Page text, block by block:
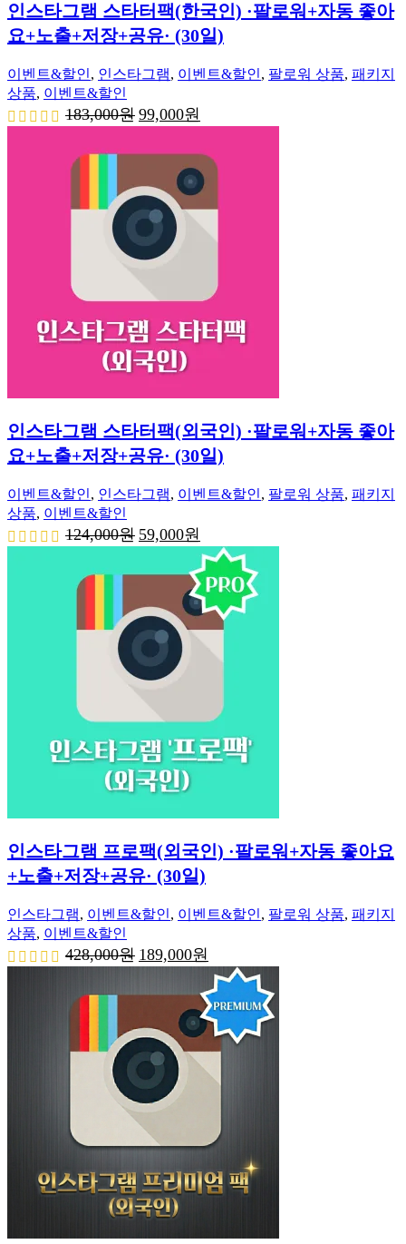
인스타그램 스타터팩(한국인) ·팔로워+자동 좋아
요+노출+저장+공유· (30일)
이벤트&할인, 인스타그램, 이벤트&할인, 팔로워 상품, 패키지
상품, 이벤트&할인
183,000원 원
래
183,000
원.
99,000원
재
격:
99,000
원.
인스타그램 스타터팩(외국인) ·팔로워+자동 좋아
요+노출+저장+공유· (30일)
이벤트&할인, 인스타그램, 이벤트&할인, 팔로워 상품, 패키지
상품, 이벤트&할인
124,000원 원
래
격:
원.
59,000원
재
가
격:
59,000
원.
인스타그램 프로팩(외국인) ·팔로워+자동 좋아요
+노출+저장+공유· (30일)
인스타그램, 이벤트&할인, 이벤트&할인, 팔로워 상품, 패키지
상품, 이벤트&할인
428,000원 원
래
격:
원.
189,000원
재
가
격:
189,000
원.